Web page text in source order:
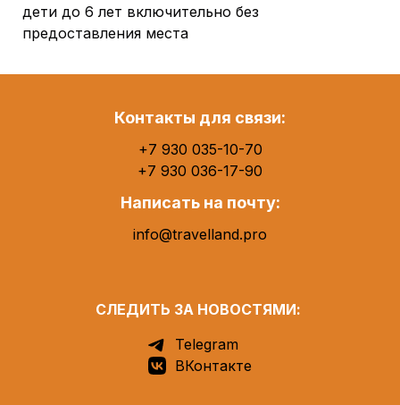
дети до 6 лет включительно без
предоставления места
Контакты для связи:
+7 930 035-10-70
+7 930 036-17-90
Написать на почту:
info@travelland.pro
СЛЕДИТЬ ЗА НОВОСТЯМИ:
Telegram
ВКонтакте